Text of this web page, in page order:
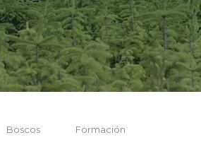
Boscos Formación